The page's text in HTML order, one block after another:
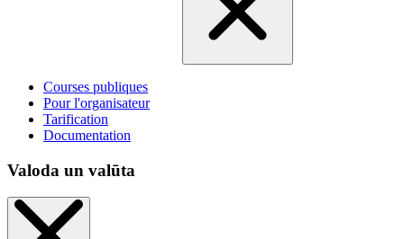
Courses publiques
Pour l'organisateur
Tarification
Documentation
Valoda un valūta